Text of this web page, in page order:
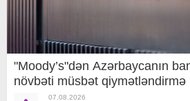
"Moody’s"dən Azərbaycanın
növbəti müsbət qiymətləndirmə
07.08.2026